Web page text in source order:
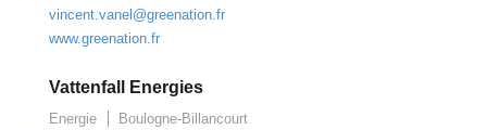
vincent.vanel@greenation.fr
www.greenation.fr
Vattenfall Energies
Energie
Boulogne-Billancourt